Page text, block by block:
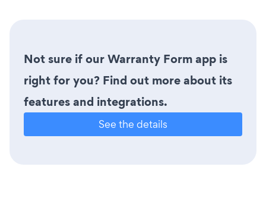
Not sure if our Warranty Form app is
right for you? Find out more about its
features and integrations.
See the details